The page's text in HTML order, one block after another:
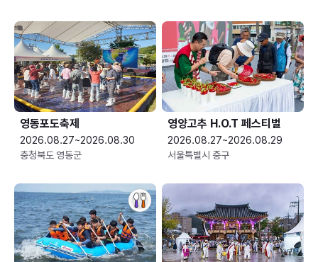
영동포도축제
2026.08.27~2026.08.30
충청북도 영동군
영양고추 H.O.T 페스티벌
2026.08.27~2026.08.29
서울특별시 중구